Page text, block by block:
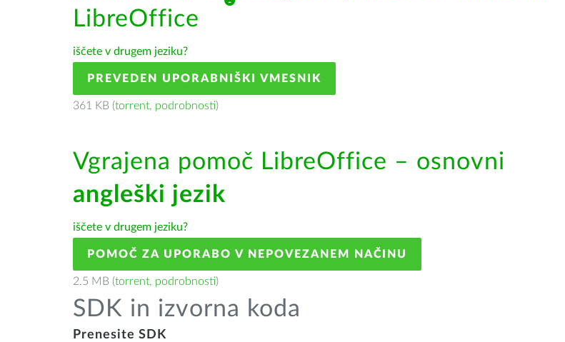
LibreOffice
iščete v drugem jeziku?
PREVEDEN UPORABNIŠKI VMESNIK
361 KB (torrent, podrobnosti)
Vgrajena pomoč LibreOffice – osnovni
angleški jezik
iščete v drugem jeziku?
POMOČ ZA UPORABO V NEPOVEZANEM NAČINU
2.5 MB (torrent, podrobnosti)
SDK in izvorna koda
Prenesite SDK